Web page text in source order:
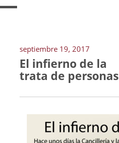
septiembre 19, 2017
El infierno de la
trata de personas